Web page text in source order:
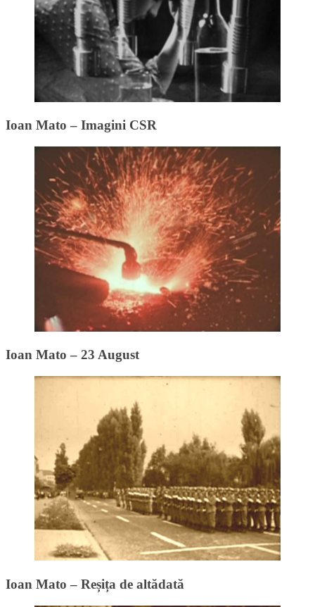
Ioan Mato – Imagini CSR
Ioan Mato – 23 August
Ioan Mato – Reșița de altădată